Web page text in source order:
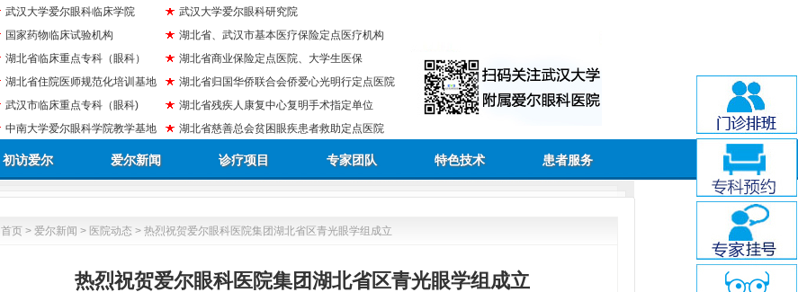
武汉大学爱尔眼科临床学院
国家药物临床试验机构
湖北省临床重点专科（眼科）
湖北省住院医师规范化培训基地
武汉市临床重点专科（眼科)
中南大学爱尔眼科学院教学基地
武汉大学爱尔眼科研究院
湖北省、武汉市基本医疗保险定点医疗机构
湖北省商业保险定点医院、大学生医保
湖北省归国华侨联合会侨爱心光明行定点医院
湖北省残疾人康复中心复明手术指定单位
湖北省慈善总会贫困眼疾患者救助定点医院
初访爱尔 爱尔新闻 诊疗项目 专家团队 特色技术 患者服务
首页 > 爱尔新闻 > 医院动态 > 热烈祝贺爱尔眼科医院集团湖北省区青光眼学组成立
热烈祝贺爱尔眼科医院集团湖北省区青光眼学组成立